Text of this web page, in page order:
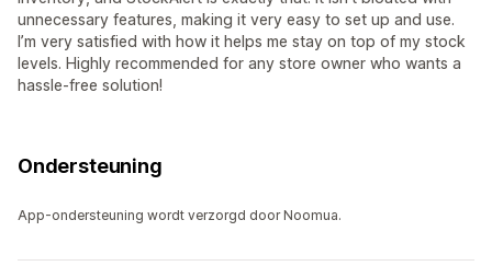
unnecessary features, making it very easy to set up and use.
I’m very satisfied with how it helps me stay on top of my stock
levels. Highly recommended for any store owner who wants a
hassle-free solution!
Ondersteuning
App-ondersteuning wordt verzorgd door Noomua.